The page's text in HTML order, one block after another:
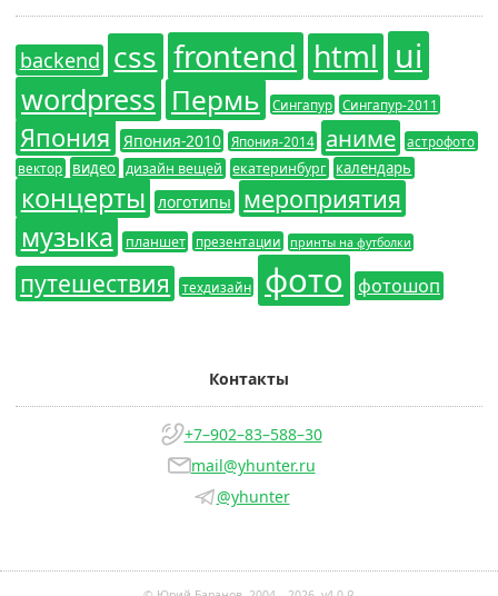
backend css frontend html ui
wordpress Пермь Сингапур Сингапур-2011
Япония Япония-2010 Япония-2014 аниме
астрофото
вектор
видео дизайн вещей екатеринбург календарь
концерты логотипы мероприятия
музыка планшет презентации принты на футболки
путешествия техдизайн фото фотошоп
Контакты
+7–902–83–588–30
mail@yhunter.ru
@yhunter